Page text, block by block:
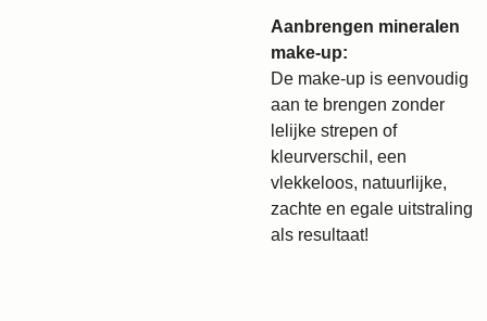
Aanbrengen mineralen
make-up:
De make-up is eenvoudig
aan te brengen zonder
lelijke strepen of
kleurverschil, een
vlekkeloos, natuurlijke,
zachte en egale uitstraling
als resultaat!